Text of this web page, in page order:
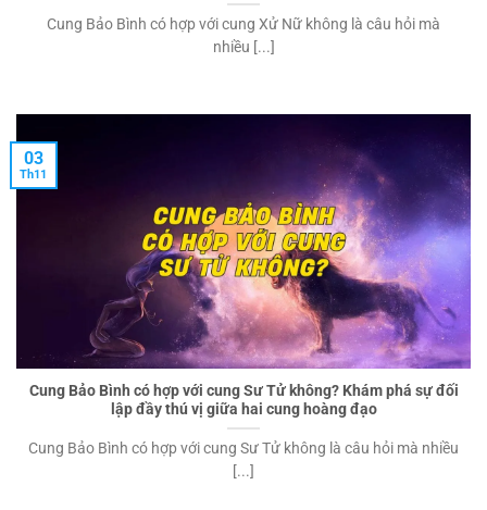
Cung Bảo Bình có hợp với cung Xử Nữ không là câu hỏi mà
nhiều [...]
Cung Bảo Bình có hợp với cung Sư Tử không? Khám phá sự đối
lập đầy thú vị giữa hai cung hoàng đạo
Cung Bảo Bình có hợp với cung Sư Tử không là câu hỏi mà nhiều
[...]
03
Th11